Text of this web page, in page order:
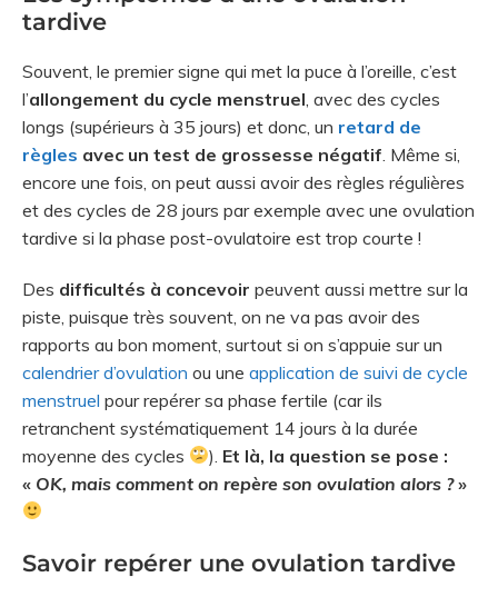
tardive
Souvent, le premier signe qui met la puce à l’oreille, c’est
l’allongement du cycle menstruel, avec des cycles
longs (supérieurs à 35 jours) et donc, un retard de
règles avec un test de grossesse négatif. Même si,
encore une fois, on peut aussi avoir des règles régulières
et des cycles de 28 jours par exemple avec une ovulation
tardive si la phase post-ovulatoire est trop courte !
Des difficultés à concevoir peuvent aussi mettre sur la
piste, puisque très souvent, on ne va pas avoir des
rapports au bon moment, surtout si on s’appuie sur un
calendrier d’ovulation ou une application de suivi de cycle
menstruel pour repérer sa phase fertile (car ils
retranchent systématiquement 14 jours à la durée
moyenne des cycles
). Et là, la question se pose :
« OK, mais comment on repère son ovulation alors ?»
Savoir repérer une ovulation tardive